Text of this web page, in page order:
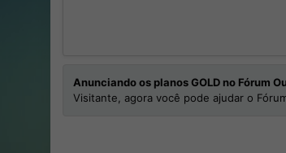
Anunciando os planos GOLD no Fórum
Visitante, agora você pode ajudar o